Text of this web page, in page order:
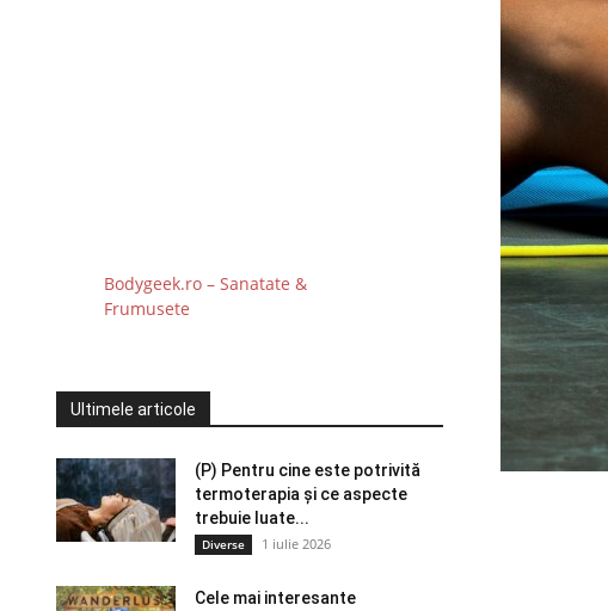
Bodygeek.ro – Sanatate &
Frumusete
Ultimele articole
(P) Pentru cine este potrivită
termoterapia și ce aspecte
trebuie luate...
Diverse 1 iulie 2026
Cele mai interesante